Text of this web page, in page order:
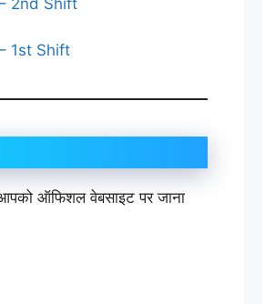
2nd Shift
1st Shift
ऑफिशल वेबसाइट पर जाना